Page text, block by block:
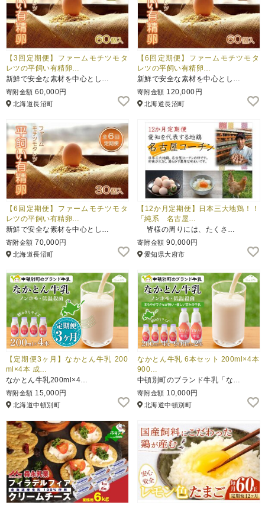
【3回定期便】ファームモチツモタ
レツの平飼い有精卵…
新鮮で安全な素材を中心とし…
寄附金額 60,000円
北海道長沼町
【6回定期便】ファームモチツモタ
レツの平飼い有精卵…
新鮮で安全な素材を中心とし…
寄附金額 120,000円
北海道長沼町
【6回定期便】ファームモチツモタ
レツの平飼い有精卵…
新鮮で安全な素材を中心とし…
寄附金額 70,000円
北海道長沼町
【12か月定期便】日本三大地鶏！！
「純系 名古屋…
皆様の周りには、たくさ…
寄附金額 90,000円
愛知県大府市
【定期便3ヶ月】なかとん牛乳 200
ml×4本 成…
なかとん牛乳200ml×4…
寄附金額 15,000円
北海道中頓別町
なかとん牛乳 6本セット 200ml×4本
900…
中頓別町のブランド牛乳「な…
寄附金額 10,000円
北海道中頓別町